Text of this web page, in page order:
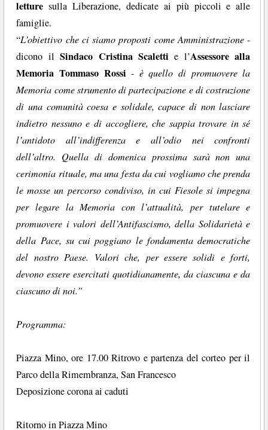
letture sulla Liberazione, dedicate ai più piccoli e alle
famiglie.
“L’obiettivo che ci siamo proposti come Amministrazione -
dicono ilSindaco Cristina Scaletti e l’Assessore alla
Memoria Tommaso Rossi - è quello di promuovere la
Memoria come strumento di partecipazione e di costruzione
di una comunità coesa e solidale, capace di non lasciare
indietro nessuno e di accogliere, che sappia trovare in sé
l’antidoto all’indifferenza e all’odio nei confronti
dell’altro. Quella di domenica prossima sarà non una
cerimonia rituale, ma una festa da cui vogliamo che prenda
le mosse un percorso condiviso, in cui Fiesole si impegna
per legare la Memoria con l’attualità, per tutelare e
promuovere i valori dell’Antifascismo, della Solidarietà e
della Pace, su cui poggiano le fondamenta democratiche
del nostro Paese. Valori che, per essere solidi e forti,
devono essere esercitati quotidianamente, da ciascuna e da
ciascuno di noi.”
Programma:
Piazza Mino, ore 17.00 Ritrovo e partenza del corteo per il
Parco della Rimembranza, San Francesco
Deposizione corona ai caduti
Ritorno in Piazza Mino